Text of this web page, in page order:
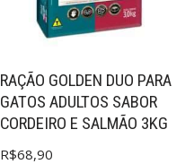
RAÇÃO GOLDEN DUO PARA
GATOS ADULTOS SABOR
CORDEIRO E SALMÃO 3KG
R$68,90